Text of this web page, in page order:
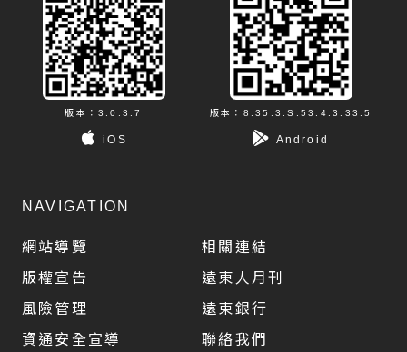
版本：3.0.3.7
iOS
版本：8.35.3.S.53.4.3.33.5
Android
NAVIGATION
網站導覽
版權宣告
風險管理
資通安全宣導
相關連結
遠東人月刊
遠東銀行
聯絡我們